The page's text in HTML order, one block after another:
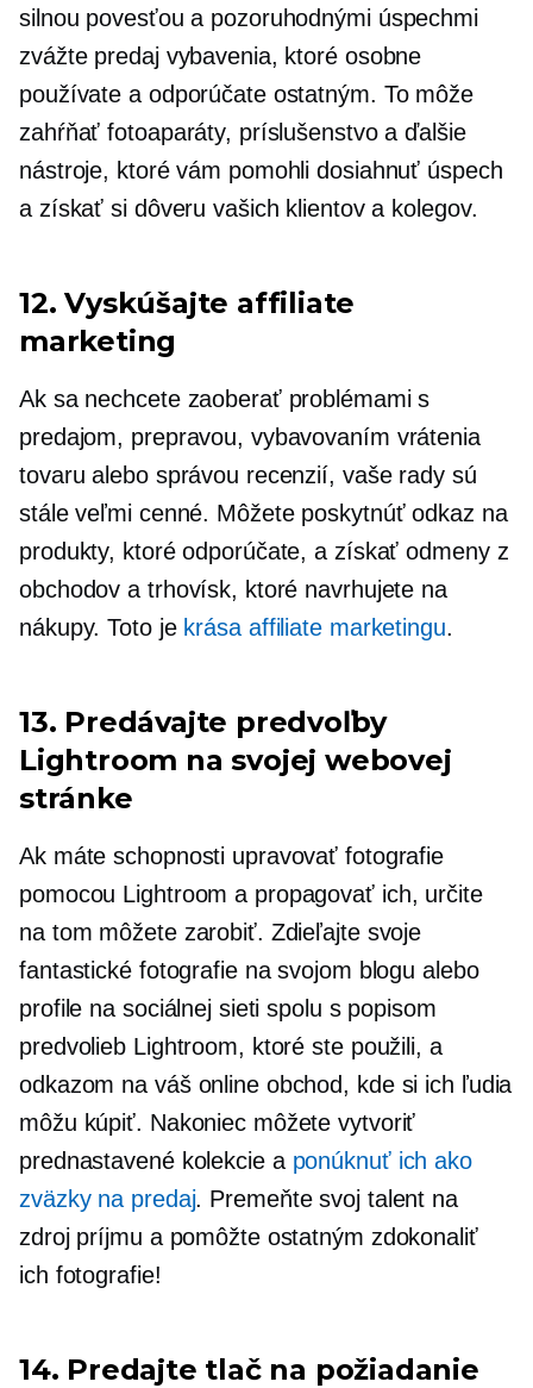
silnou povesťou a pozoruhodnými úspechmi
zvážte predaj vybavenia, ktoré osobne
používate a odporúčate ostatným. To môže
zahŕňať fotoaparáty, príslušenstvo a ďalšie
nástroje, ktoré vám pomohli dosiahnuť úspech
a získať si dôveru vašich klientov a kolegov.
12. Vyskúšajte affiliate
marketing
Ak sa nechcete zaoberať problémami s
predajom, prepravou, vybavovaním vrátenia
tovaru alebo správou recenzií, vaše rady sú
stále veľmi cenné. Môžete poskytnúť odkaz na
produkty, ktoré odporúčate, a získať odmeny z
obchodov a trhovísk, ktoré navrhujete na
nákupy. Toto je krása affiliate marketingu.
13. Predávajte predvoľby
Lightroom na svojej webovej
stránke
Ak máte schopnosti upravovať fotografie
pomocou Lightroom a propagovať ich, určite
na tom môžete zarobiť. Zdieľajte svoje
fantastické fotografie na svojom blogu alebo
profile na sociálnej sieti spolu s popisom
predvolieb Lightroom, ktoré ste použili, a
odkazom na váš online obchod, kde si ich ľudia
môžu kúpiť. Nakoniec môžete vytvoriť
prednastavené kolekcie a ponúknuť ich ako
zväzky na predaj. Premeňte svoj talent na
zdroj príjmu a pomôžte ostatným zdokonaliť
ich fotografie!
14. Predajte tlač na požiadanie